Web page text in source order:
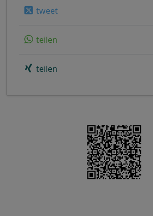
tweet
teilen
teilen